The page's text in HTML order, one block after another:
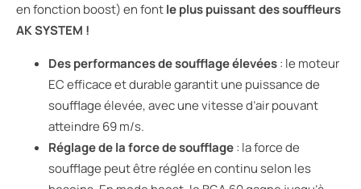
en fonction boost) en fontle plus puissant des souffleurs
AK SYSTEM !
Des performances de soufflage élevées: le moteur
EC efficace et durable garantit une puissance de
soufflage élevée, avec une vitesse d’air pouvant
atteindre 69 m/s.
Réglage de la force de soufflage: la force de
soufflage peut être réglée en continu selon les